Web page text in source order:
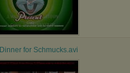
Dinner for Schmucks.avi